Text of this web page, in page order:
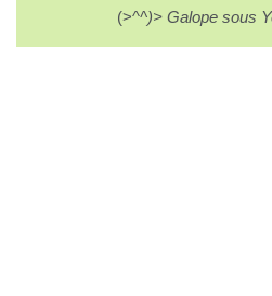
(>^^)> Galope sous